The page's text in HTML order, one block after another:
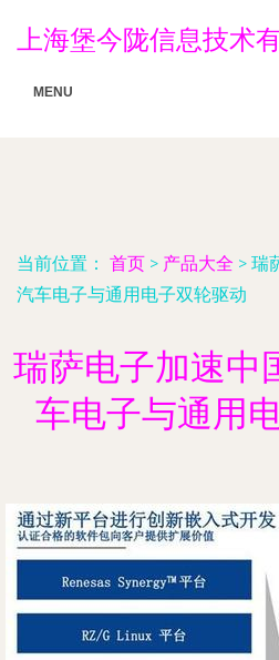
上海堡今陇信息技术
MENU
当前位置： 首页 > 产品大全 > 瑞
汽车电子与通用电子双轮驱动
瑞萨电子加速中
车电子与通用